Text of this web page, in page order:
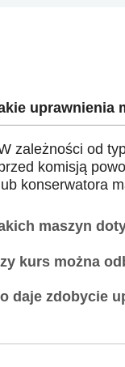
uprawnienia
zależności od
komisją
konserwatora
maszyn
kurs można
daje zdobycie